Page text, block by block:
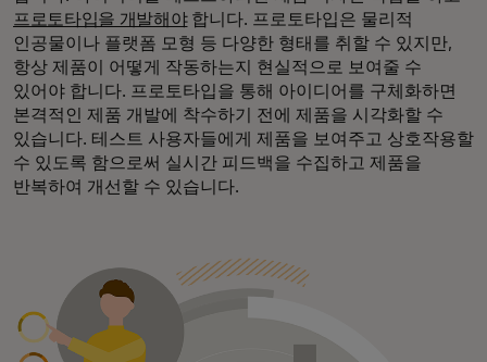
프로토타입을 개발해야합니다. 프로토타입은 물리적
인공물이나 플랫폼 모형 등 다양한 형태를 취할 수 있지만,
항상 제품이 어떻게 작동하는지 현실적으로 보여줄 수
있어야 합니다. 프로토타입을 통해 아이디어를 구체화하면
본격적인 제품 개발에 착수하기 전에 제품을 시각화할 수
있습니다. 테스트 사용자들에게 제품을 보여주고 상호작용할
수 있도록 함으로써 실시간 피드백을 수집하고 제품을
반복하여 개선할 수 있습니다.